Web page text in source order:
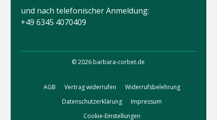
und nach telefonischer Anmeldung:
+49 6345 4070409
© 2026 barbara-corbet.de
AGB Vertrag widerrufen
Widerrufsbelehrung
Datenschutzerklärung
Impressum
Cookie-Einstellungen